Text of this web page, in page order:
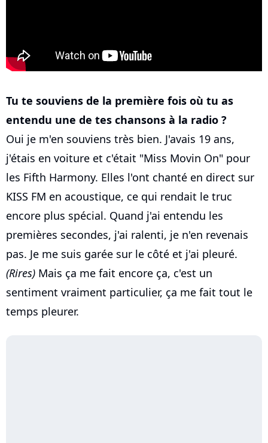
Tu te souviens de la première fois où tu as
entendu une de tes chansons à la radio ?
Oui je m'en souviens très bien. J'avais 19 ans,
j'étais en voiture et c'était "Miss Movin On" pour
les Fifth Harmony. Elles l'ont chanté en direct sur
KISS FM en acoustique, ce qui rendait le truc
encore plus spécial. Quand j'ai entendu les
premières secondes, j'ai ralenti, je n'en revenais
pas. Je me suis garée sur le côté et j'ai pleuré.
(Rires) Mais ça me fait encore ça, c'est un
sentiment vraiment particulier, ça me fait tout le
temps pleurer.